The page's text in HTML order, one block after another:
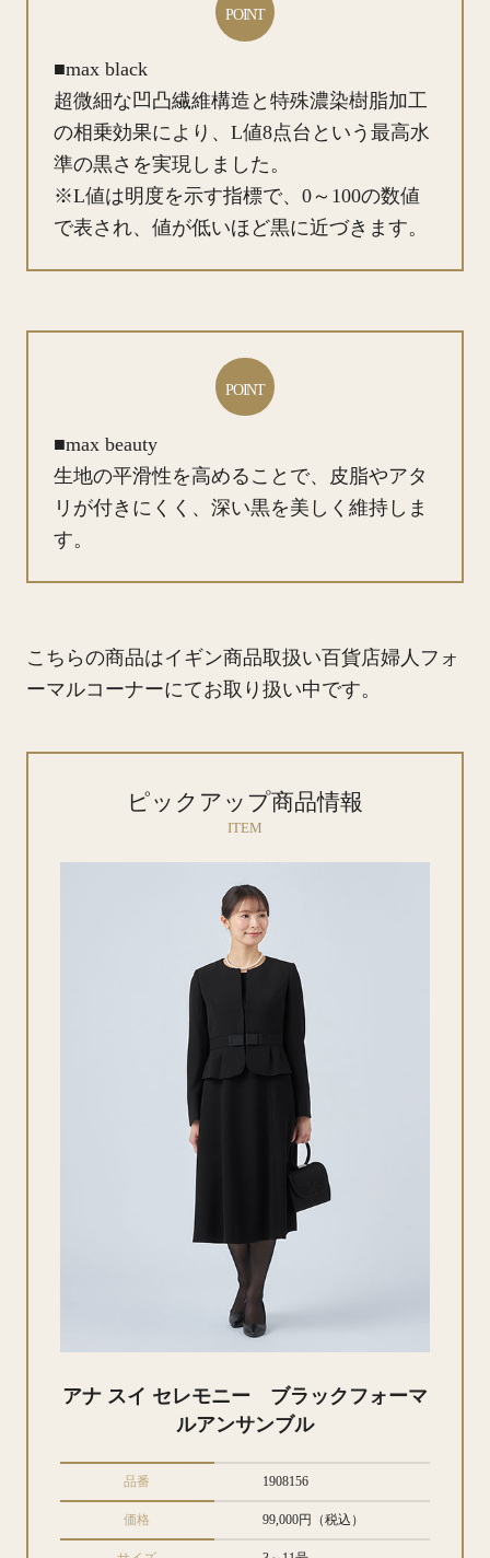
POINT
■max black
超微細な凹凸繊維構造と特殊濃染樹脂加工
の相乗効果により、L値8点台という最高水
準の黒さを実現しました。
※L値は明度を示す指標で、0～100の数値
で表され、値が低いほど黒に近づきます。
POINT
■max beauty
生地の平滑性を高めることで、皮脂やアタ
リが付きにくく、深い黒を美しく維持しま
す。
こちらの商品はイギン商品取扱い百貨店婦人フォ
ーマルコーナーにてお取り扱い中です。
ピックアップ商品情報
ITEM
アナ スイ セレモニー ブラックフォーマ
ルアンサンブル
品番 1908156
価格 99,000円（税込）